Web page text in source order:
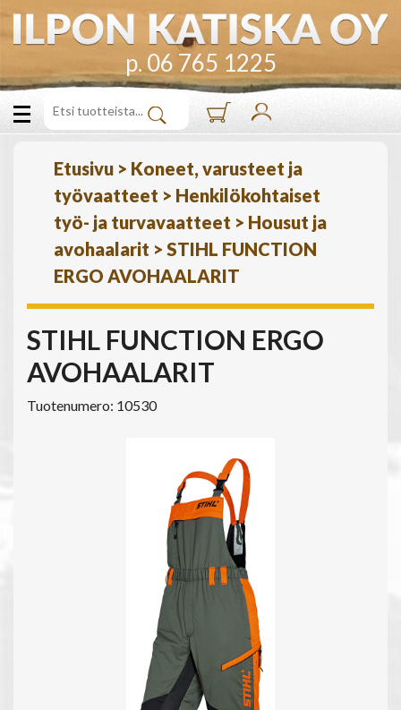
p. 06 765 1225
Etusivu > Koneet, varusteet ja
työvaatteet > Henkilökohtaiset
työ- ja turvavaatteet > Housut ja
avohaalarit > STIHL FUNCTION
ERGO AVOHAALARIT
STIHL FUNCTION ERGO
AVOHAALARIT
Tuotenumero: 10530